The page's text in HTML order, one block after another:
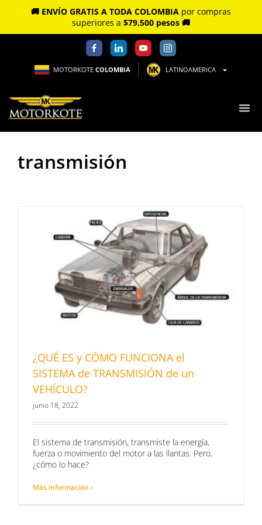
🚚 ENVÍO GRATIS A TODA COLOMBIA por compras
superiores a $79.500 pesos 🚚
MOTORKOTE COLOMBIA LATINOAMERICA
transmisión
¿QUÉ ES y CÓMO FUNCIONA el
SISTEMA de TRANSMISIÓN de un
VEHÍCULO?
junio 18, 2022
El sistema de transmisión, transmiste la energía,
fuerza o movimiento del motor a las llantas. Pero,
¿cómo lo hace?
Más información ›